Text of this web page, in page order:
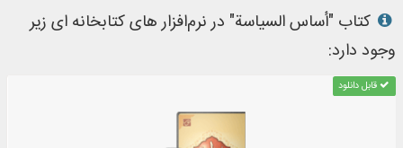
کتاب "أساس السیاسة" در نرم‌افزار های کتابخانه ای زیر
وجود دارد:
قابل دانلود